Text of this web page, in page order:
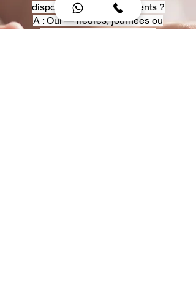
disposition pour événements ?
A : Oui — heures, journées ou